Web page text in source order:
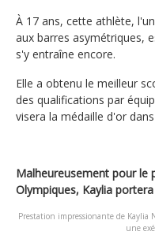
À 17 ans, cette athlète,
aux barres asymétriques,
s'y entraîne encore.
Elle a obtenu le meilleur
des qualifications par
visera la médaille d'or
Malheureusement pour le
Olympiques, Kaylia
Prestation impressionante de
une